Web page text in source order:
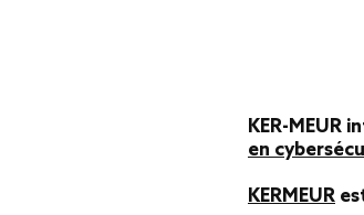
KER-MEUR
en
KERMEUR